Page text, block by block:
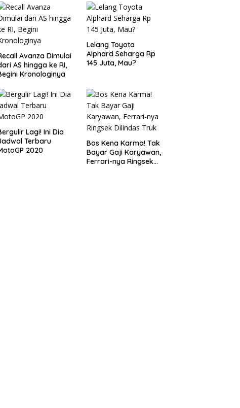
Avanza Dimulai
AS hingga ke RI,
Kronologinya
Lelang Toyota
Alphard Seharga Rp
145 Juta, Mau?
Lagi! Ini Dia
Terbaru
2020
Bos Kena Karma! Tak
Bayar Gaji Karyawan,
Ferrari-nya Ringsek